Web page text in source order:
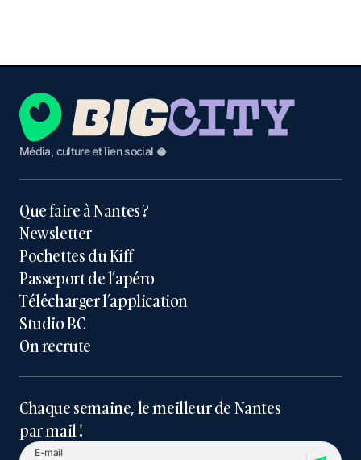
Média, culture et lien social 🥥
Que faire à Nantes ?
Newsletter
Pochettes du Kiff
Passeport de l’apéro
Télécharger l’application
Studio BC
On recrute
Chaque semaine, le meilleur de Nantes
par mail !
E-mail